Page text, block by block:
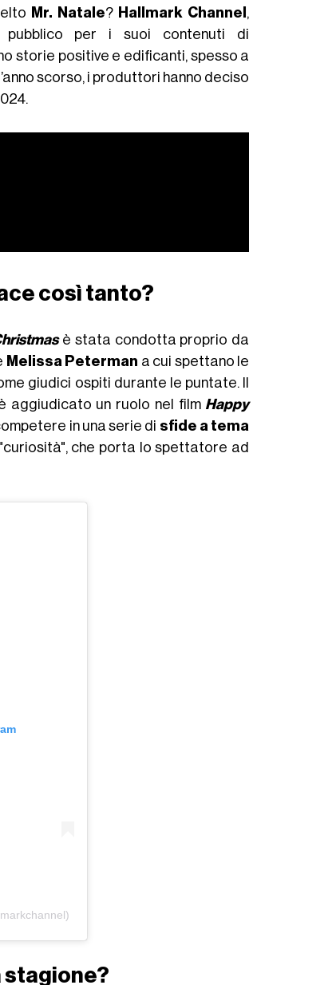
Mr. Natale? Hallmark Channel ,
pubblico per i suoi contenuti di
storie positive e edificanti, spesso a
scorso, i produttori hanno deciso
così tanto?
è stata condotta proprio da
Melissa Peterman a cui spettano le
giudici ospiti durante le puntate. Il
aggiudicato un ruolo nel film Happy
in una serie di sfide a tema
che porta lo spettatore ad
stagione?